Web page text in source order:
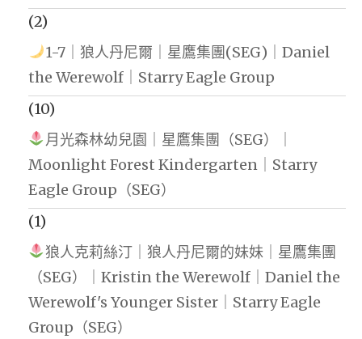
(2)
1-7｜狼人丹尼爾｜星鷹集團(SEG)｜Daniel
the Werewolf｜Starry Eagle Group
(10)
月光森林幼兒園｜星鷹集團（SEG）｜
Moonlight Forest Kindergarten｜Starry
Eagle Group（SEG）
(1)
狼人克莉絲汀｜狼人丹尼爾的妹妹｜星鷹集團
（SEG）｜Kristin the Werewolf｜Daniel the
Werewolf's Younger Sister｜Starry Eagle
Group（SEG）